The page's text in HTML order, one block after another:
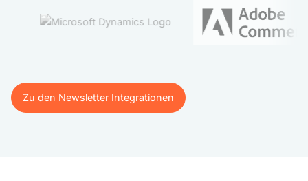
Zu den Newsletter Integrationen
Zu den Newsletter Integrationen